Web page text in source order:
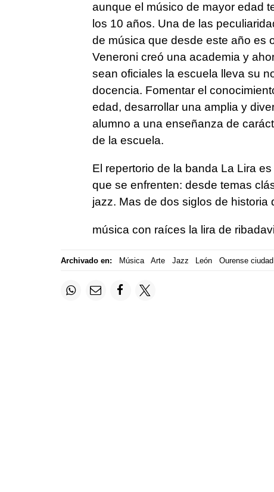
aunque el músico de mayor edad
los 10 años. Una de las
de música que desde este año es
Veneroni creó una academia y
sean oficiales la escuela lleva su
docencia. Fomentar el
edad, desarrollar una amplia y
alumno a una enseñanza de
de la escuela.
El repertorio de la banda La Lira
que se enfrenten: desde temas
jazz. Mas de dos siglos de
música con raíces la lira de
Archivado en: Música Arte Jazz León Ourense ciudad